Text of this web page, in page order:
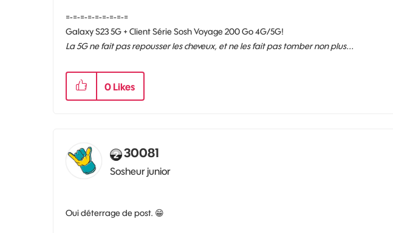
=-=-=-=-=-=-=-=-=
Galaxy S23 5G + Client Série Sosh Voyage 200 Go 4G/5G!
La 5G ne fait pas repousser les cheveux, et ne les fait pas tomber non plus...
0 Likes
30081
Sosheur junior
Oui déterrage de post. 😁